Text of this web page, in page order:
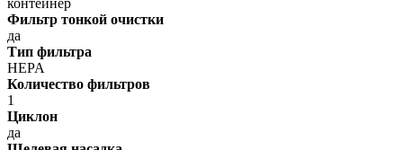
Фильтр тонкой очистки
да
Тип фильтра
HEPA
Количество фильтров
1
Циклон
да